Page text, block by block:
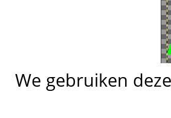
We gebruiken